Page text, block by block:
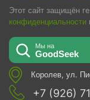
Этот сайт защищён
конфиденциальности
Королев, ул.
+7 (926)